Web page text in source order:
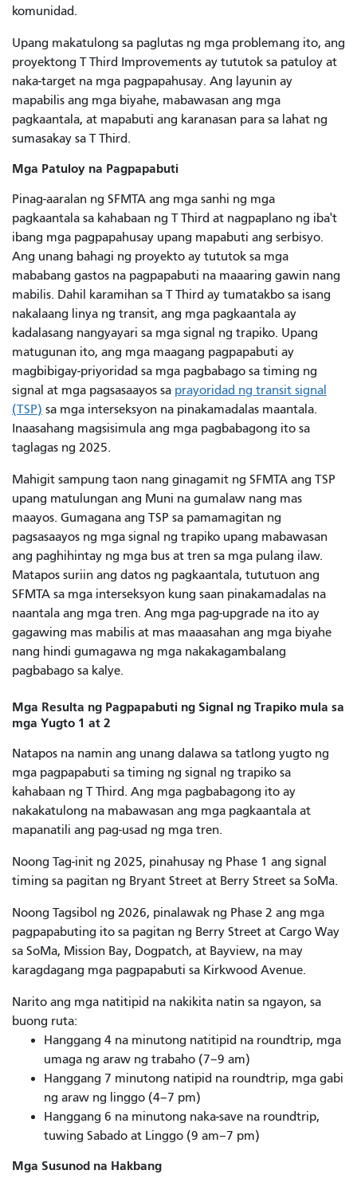
komunidad.
Upang makatulong sa paglutas ng mga problemang ito, ang
proyektong T Third Improvements ay tututok sa patuloy at
naka-target na mga pagpapahusay. Ang layunin ay
mapabilis ang mga biyahe, mabawasan ang mga
pagkaantala, at mapabuti ang karanasan para sa lahat ng
sumasakay sa T Third.
Mga Patuloy na Pagpapabuti
Pinag-aaralan ng SFMTA ang mga sanhi ng mga
pagkaantala sa kahabaan ng T Third at nagpaplano ng iba't
ibang mga pagpapahusay upang mapabuti ang serbisyo.
Ang unang bahagi ng proyekto ay tututok sa mga
mababang gastos na pagpapabuti na maaaring gawin nang
mabilis. Dahil karamihan sa T Third ay tumatakbo sa isang
nakalaang linya ng transit, ang mga pagkaantala ay
kadalasang nangyayari sa mga signal ng trapiko. Upang
matugunan ito, ang mga maagang pagpapabuti ay
magbibigay-priyoridad sa mga pagbabago sa timing ng
signal at mga pagsasaayos sa prayoridad ng transit signal
(TSP) sa mga interseksyon na pinakamadalas maantala.
Inaasahang magsisimula ang mga pagbabagong ito sa
taglagas ng 2025.
Mahigit sampung taon nang ginagamit ng SFMTA ang TSP
upang matulungan ang Muni na gumalaw nang mas
maayos. Gumagana ang TSP sa pamamagitan ng
pagsasaayos ng mga signal ng trapiko upang mabawasan
ang paghihintay ng mga bus at tren sa mga pulang ilaw.
Matapos suriin ang datos ng pagkaantala, tututuon ang
SFMTA sa mga interseksyon kung saan pinakamadalas na
naantala ang mga tren. Ang mga pag-upgrade na ito ay
gagawing mas mabilis at mas maaasahan ang mga biyahe
nang hindi gumagawa ng mga nakakagambalang
pagbabago sa kalye.
Mga Resulta ng Pagpapabuti ng Signal ng Trapiko mula sa
mga Yugto 1 at 2
Natapos na namin ang unang dalawa sa tatlong yugto ng
mga pagpapabuti sa timing ng signal ng trapiko sa
kahabaan ng T Third. Ang mga pagbabagong ito ay
nakakatulong na mabawasan ang mga pagkaantala at
mapanatili ang pag-usad ng mga tren.
Noong Tag-init ng 2025, pinahusay ng Phase 1 ang signal
timing sa pagitan ng Bryant Street at Berry Street sa SoMa.
Noong Tagsibol ng 2026, pinalawak ng Phase 2 ang mga
pagpapabuting ito sa pagitan ng Berry Street at Cargo Way
sa SoMa, Mission Bay, Dogpatch, at Bayview, na may
karagdagang mga pagpapabuti sa Kirkwood Avenue.
Narito ang mga natitipid na nakikita natin sa ngayon, sa
buong ruta:
Hanggang 4 na minutong natitipid na roundtrip, mga
umaga ng araw ng trabaho (7–9 am)
Hanggang 7 minutong natipid na roundtrip, mga gabi
ng araw ng linggo (4–7 pm)
Hanggang 6 na minutong naka-save na roundtrip,
tuwing Sabado at Linggo (9 am–7 pm)
Mga Susunod na Hakbang